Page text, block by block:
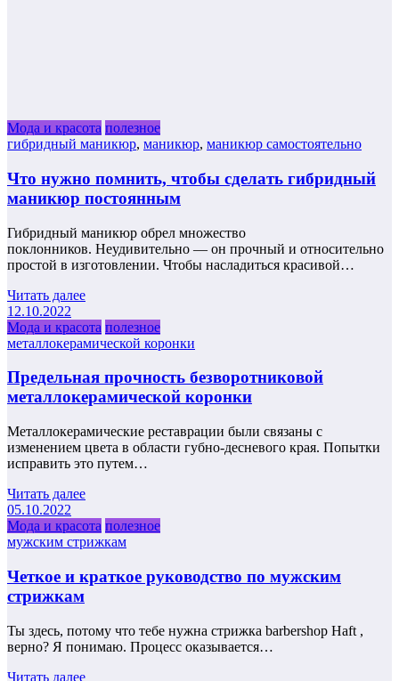
Мода и красота полезное
гибридный маникюр, маникюр, маникюр самостоятельно
Что нужно помнить, чтобы сделать гибридный
маникюр постоянным
Гибридный маникюр обрел множество
поклонников. Неудивительно — он прочный и относительно
простой в изготовлении. Чтобы насладиться красивой…
Читать далее
12.10.2022
Мода и красота полезное
металлокерамической коронки
Предельная прочность безворотниковой
металлокерамической коронки
Металлокерамические реставрации были связаны с
изменением цвета в области губно-десневого края. Попытки
исправить это путем…
Читать далее
05.10.2022
Мода и красота полезное
мужским стрижкам
Четкое и краткое руководство по мужским
стрижкам
Ты здесь, потому что тебе нужна стрижка barbershop Haft ,
верно? Я понимаю. Процесс оказывается…
Читать далее